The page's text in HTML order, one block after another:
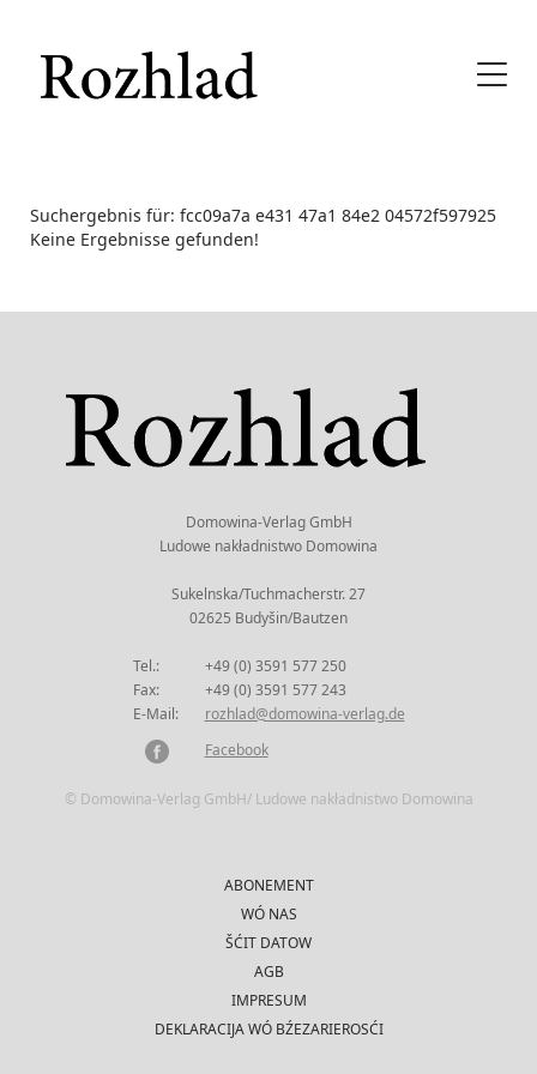
Suchergebnis für: fcc09a7a e431 47a1 84e2 04572f597925
Keine Ergebnisse gefunden!
Domowina-Verlag GmbH
Ludowe nakładnistwo Domowina
Sukelnska/Tuchmacherstr. 27
02625 Budyšin/Bautzen
Tel.:
+49 (0) 3591 577 250
Fax:
+49 (0) 3591 577 243
E-Mail:
rozhlad@domowina-verlag.de
Facebook
© Domowina-Verlag GmbH/ Ludowe nakładnistwo Domowina
ABONEMENT
WÓ NAS
ŠĆIT DATOW
AGB
IMPRESUM
DEKLARACIJA WÓ BŹEZARIEROSĆI